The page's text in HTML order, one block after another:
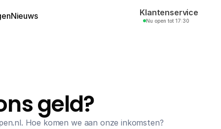
geld?
Hoe komen we aan onze inkomsten?
Nieuws Klantenservice
Nu open tot 17:30